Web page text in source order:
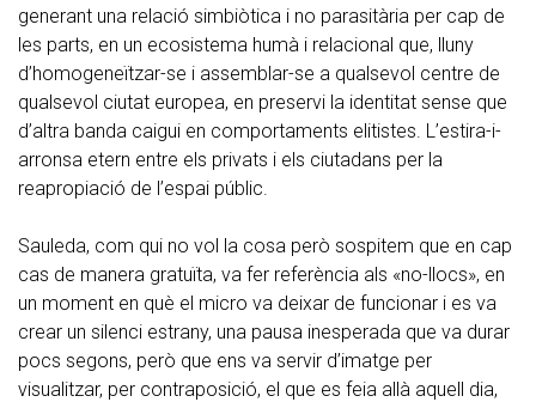
generant una relació simbiòtica i no parasitària per cap de
les parts, en un ecosistema humà i relacional que, lluny
d’homogeneïtzar-se i assemblar-se a qualsevol centre de
qualsevol ciutat europea, en preservi la identitat sense que
d’altra banda caigui en comportaments elitistes. L’estira-i-
arronsa etern entre els privats i els ciutadans per la
reapropiació de l’espai públic.
Sauleda, com qui no vol la cosa però sospitem que en cap
cas de manera gratuïta, va fer referència als «no-llocs», en
un moment en què el micro va deixar de funcionar i es va
crear un silenci estrany, una pausa inesperada que va durar
pocs segons, però que ens va servir d’imatge per
visualitzar, per contraposició, el que es feia allà aquell dia,